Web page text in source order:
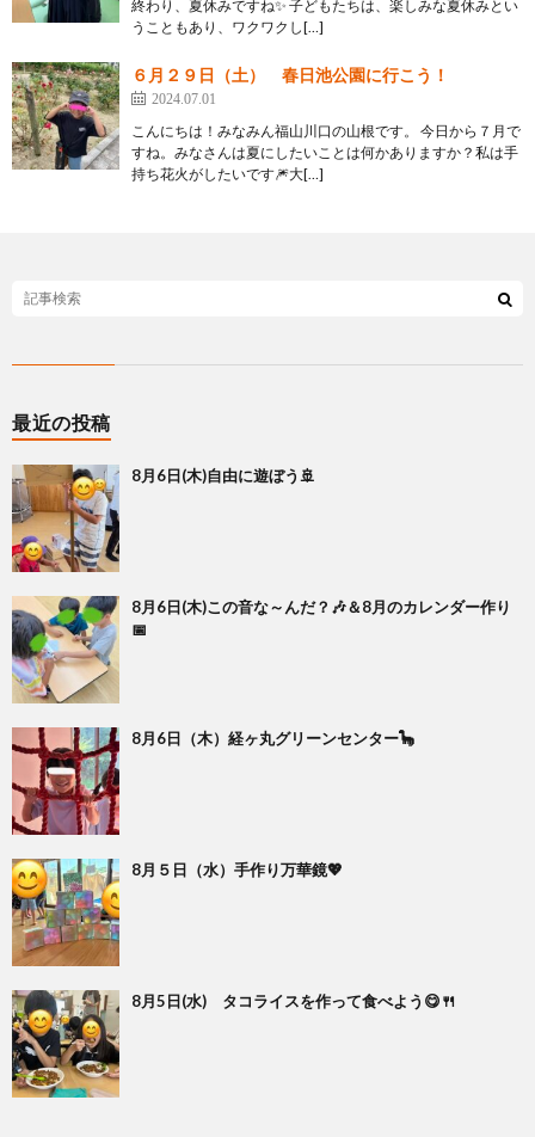
終わり、夏休みですね✨ 子どもたちは、楽しみな夏休みとい
うこともあり、ワクワクし[…]
６月２９日（土） 春日池公園に行こう！
2024.07.01
こんにちは！みなみん福山川口の山根です。 今日から７月で
すね。みなさんは夏にしたいことは何かありますか？私は手
持ち花火がしたいです🎆大[…]
最近の投稿
8月6日(木)自由に遊ぼう🚢
8月6日(木)この音な～んだ？🎶＆8月のカレンダー作り
📅
8月6日（木）経ヶ丸グリーンセンター🦕
8月５日（水）手作り万華鏡💖
8月5日(水) タコライスを作って食べよう😋🍴